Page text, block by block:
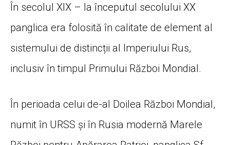
În secolul XIX – la începutul secolului XX
panglica era folosită în calitate de element al
sistemului de distincții al Imperiului Rus,
inclusiv în timpul Primului Război Mondial.
În perioada celui de-al Doilea Război Mondial,
numit în URSS și în Rusia modernă Marele